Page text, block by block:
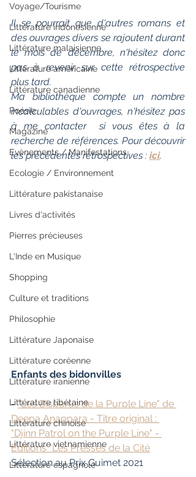
Voyage/Tourisme
Littérature indonésienne
Littérature malaisienne
Littérature américaine
Littérature canadienne
Poésie
Magazine
Evènements / Manifestations
Ecologie / Environnement
Littérature pakistanaise
Livres d'activités
Pierres précieuses
L'Inde en Musique
Shopping
Culture et traditions
Philosophie
Littérature Japonaise
Littérature coréenne
Littérature iranienne
Littérature tibétaine
Littérature chinoise
Littérature vietnamienne
Littérature espagnole
Il se pourrait que d'autres romans et
des ouvrages divers se rajoutent durant
le mois de décembre, n'hésitez donc
pas à revenir sur cette rétrospective
plus tard.
Ma bibliothèque compte un nombre
incalculables d'ouvrages, n'hésitez pas
à me contacter  si vous êtes à la
recherche de références. Pour découvrir
les précédentes rétrospectives : ici.
Enfants des bidonvilles
- "Les Disparus de la Purple Line" de
Deepa Anappara - Titre original :
"Djinn Patrol on the Purple Line" -
Éditions "Les Presses de la Cité
Sélection au Prix Guimet 2021